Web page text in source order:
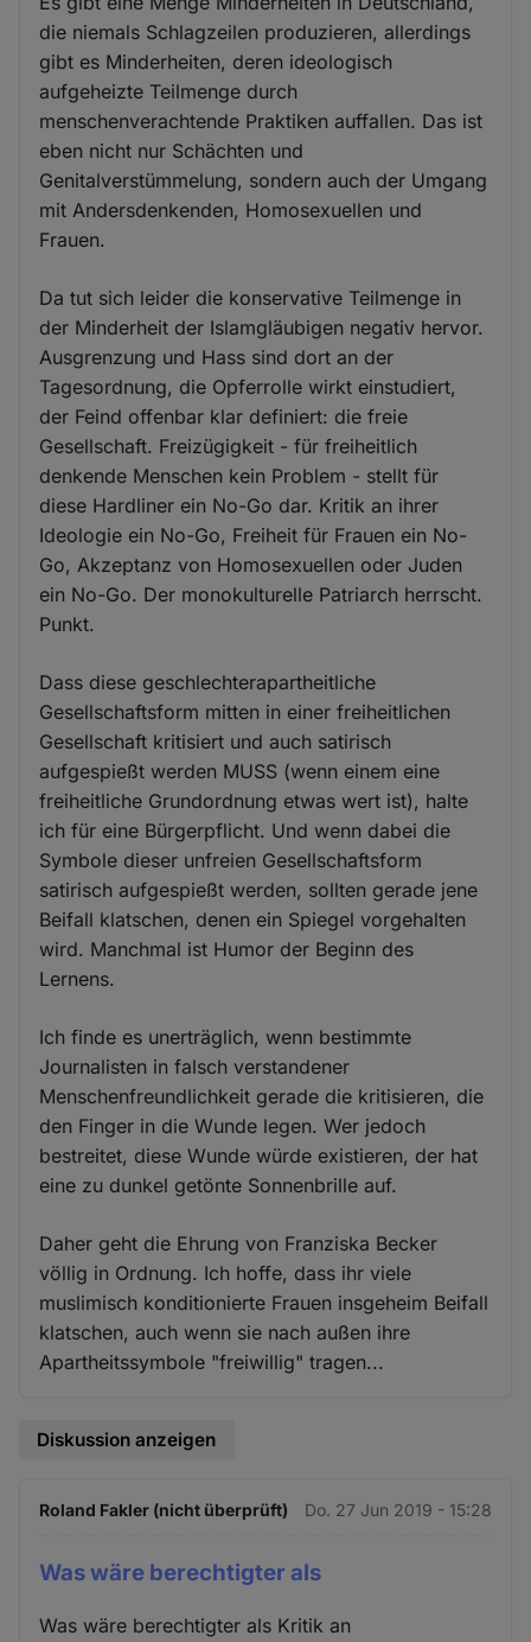
die niemals Schlagzeilen produzieren, allerdings
gibt es Minderheiten, deren ideologisch
aufgeheizte Teilmenge durch
menschenverachtende Praktiken auffallen. Das ist
eben nicht nur Schächten und
Genitalverstümmelung, sondern auch der Umgang
mit Andersdenkenden, Homosexuellen und
Frauen.
Da tut sich leider die konservative Teilmenge in
der Minderheit der Islamgläubigen negativ hervor.
Ausgrenzung und Hass sind dort an der
Tagesordnung, die Opferrolle wirkt einstudiert,
der Feind offenbar klar definiert: die freie
Gesellschaft. Freizügigkeit - für freiheitlich
denkende Menschen kein Problem - stellt für
diese Hardliner ein No-Go dar. Kritik an ihrer
Ideologie ein No-Go, Freiheit für Frauen ein No-
Go, Akzeptanz von Homosexuellen oder Juden
ein No-Go. Der monokulturelle Patriarch herrscht.
Punkt.
Dass diese geschlechterapartheitliche
Gesellschaftsform mitten in einer freiheitlichen
Gesellschaft kritisiert und auch satirisch
aufgespießt werden MUSS (wenn einem eine
freiheitliche Grundordnung etwas wert ist), halte
ich für eine Bürgerpflicht. Und wenn dabei die
Symbole dieser unfreien Gesellschaftsform
satirisch aufgespießt werden, sollten gerade jene
Beifall klatschen, denen ein Spiegel vorgehalten
wird. Manchmal ist Humor der Beginn des
Lernens.
Ich finde es unerträglich, wenn bestimmte
Journalisten in falsch verstandener
Menschenfreundlichkeit gerade die kritisieren, die
den Finger in die Wunde legen. Wer jedoch
bestreitet, diese Wunde würde existieren, der hat
eine zu dunkel getönte Sonnenbrille auf.
Daher geht die Ehrung von Franziska Becker
völlig in Ordnung. Ich hoffe, dass ihr viele
muslimisch konditionierte Frauen insgeheim Beifall
klatschen, auch wenn sie nach außen ihre
Apartheitssymbole "freiwillig" tragen...
Diskussion anzeigen
Roland Fakler (nicht überprüft) Do. 27 Jun 2019 - 15:28
Was wäre berechtigter als
Was wäre berechtigter als Kritik an